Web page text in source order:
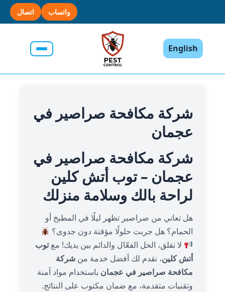
واتساب اتصال
English
شركة مكافحة صراصير في
عجمان
شركة مكافحة صراصير في
عجمان – توب أتش كلين
لراحة بالك وسلامة منزلك
هل تعاني من صراصير تظهر ليلًا في المطبخ أو
الحمام؟ هل جربت حلولًا مؤقتة دون جدوى؟
لا تقلق، الحل الفعّال والدائم بين يديك! معتوب
أتش كلين، نقدم لك أفضل خدمة من شركة
مكافحة صراصير في عجمان باستخدام مواد آمنة
وتقنيات متقدمة، مع ضمان مكتوب على النتائج.